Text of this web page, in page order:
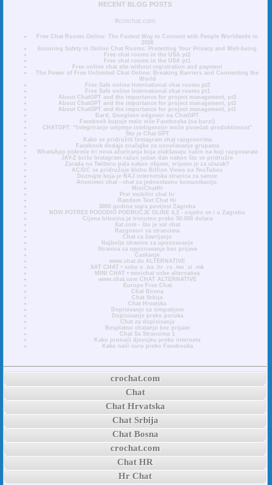
RECENT BLOG POSTS
#crochat.com
Free Chat Rooms Online: The Fastest Way to Connect with People Worldwide in
2026
Ensuring Safety in Online Chat Rooms: Protecting Your Privacy and Well-being
Free chat rooms in the USA pt2
Free chat rooms in the USA pt1
Free online chat site without registration and payment
The Power of Free Unlimited Chat Online: Breaking Barriers and Connecting the
World
Free Safe online International chat rooms pt2
Free Safe online International chat rooms pt1
About ChatGPT and the importance for project management, pt3
About ChatGPT and the importance for project management, pt2
About ChatGPT and the importance for project management, pt1
Bard, Googleov odgovor na ChatGPT
Facebook kupuje malo više Facebooka (na burzi)
CHATGPT: “Integriranje umjetne inteligencije može povećati produktivnost”
Što je Chat GPT
Kako se pridružiti Instagram chat razgovorima
Facebook dodaje značajke za unovčavanje grupama
WhatsApp pokreće tri nova ažuriranja koja olakšavaju način na koji razgovarate
JAY-Z briše Instagram račun jedan dan nakon što se pridružio
Zarada na Twitteru pala nakon objave, vrijeme je za ulazak?
AC/DC se pridružuje klubu Billion Views na YouTubeu
Doznajte koja je NAJ internetska stranica za samce
Anonimni chat - chat za jednostavnu komunikaciju.
MiniChatHr
Prvi mobilni chat hr
Random Text Chat Hr
3000 godina stara povijest Zagreba
NOVI POTRES POGODIO PODRUČJE GLINE 4,2 - osjetio se i u Zagrebu
Cijena bitcoina je trenutno preko 50.000 dolara
Xat.com - što je xat chat
Razgovori sa strancima
Chat za čavrljanje
Najbolje stranice za upoznavanje
Stranica za upoznavanje bez prijave
Časkanje
www.chat.de ALTERNATIVE
XAT CHAT • sobe u .ba .hr .rs .me .si .mk
MINI CHAT • minichat sobe alternativa
www.chat.com CHAT ALTERNATIVE
Europe Free Chat
Chat Bosna
Chat Srbija
Chat Hrvatska
Dopisivanje sa simpatijom
Dopisivanje preko poruka
Chat za dopisivanje
Besplatno chatanje bez prijave
Chat Sa Strancima 1
Kako pronaći djevojku preko interneta
Kako naći curu preko Facebooka
crochat.com
Chat
Chat Hrvatska
Chat Srbija
Chat Bosna
crochat.com
Chat HR
Hr Chat